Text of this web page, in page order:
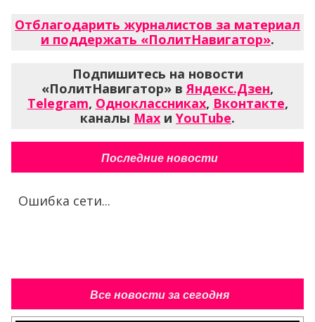
Отблагодарить журналистов за материал
и поддержать «ПолитНавигатор».
Подпишитесь на новости
«ПолитНавигатор» вЯндекс.Дзен,
Telegram, Одноклассниках, Вконтакте,
каналы Max и YouTube.
Последние новости
Ошибка сети...
Все новости за сегодня